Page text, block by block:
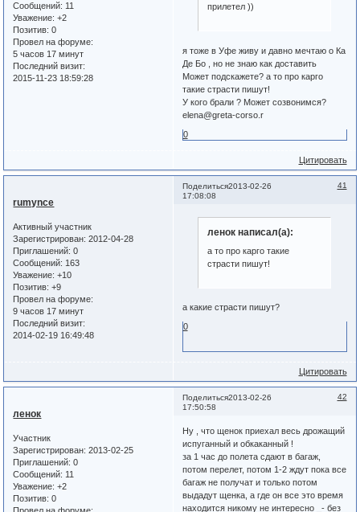
Сообщений: 11
Уважение: +2
Позитив: 0
Провел на форуме:
5 часов 17 минут
Последний визит:
2015-11-23 18:59:28
прилетел ))
я тоже в Уфе живу и давно мечтаю о Ка
Де Бо , но не знаю как доставить
Может подскажете? а то про карго
такие страсти пишут!
У кого брали ? Может созвонимся?
elena@greta-corso.r
0
Цитировать
Поделиться 41
2013-02-26
17:08:08
rumynce
Активный участник
Зарегистрирован: 2012-04-28
Приглашений: 0
Сообщений: 163
Уважение: +10
Позитив: +9
Провел на форуме:
9 часов 17 минут
Последний визит:
2014-02-19 16:49:48
ленок написал(а):
а то про карго такие
страсти пишут!
а какие страсти пишут?
0
Цитировать
Поделиться 42
2013-02-26
17:50:58
ленок
Участник
Зарегистрирован: 2013-02-25
Приглашений: 0
Сообщений: 11
Уважение: +2
Позитив: 0
Ну , что щенок приехал весь дрожащий
испуганный и обкаканный !
за 1 час до полета сдают в багаж,
потом перелет, потом 1-2 ждут пока все
багаж не получат и только потом
выдадут щенка, а где он все это время
находится никому не интересно _- без